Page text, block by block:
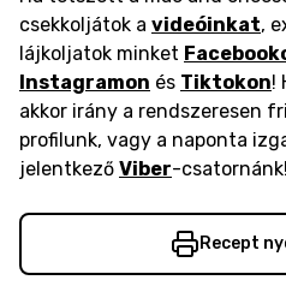
csekkoljátok a videóinkat,
lájkoljatok minket
Instagramon és Tiktokon!
akkor irány a rendszeresen
profilunk, vagy a naponta
jelentkező Viber-csatornánk!
Recept